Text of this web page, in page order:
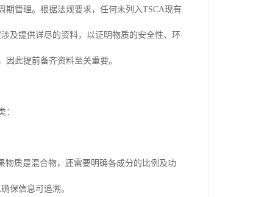
管理。根据法规要求，任何未列入TSCA现有
及提供详尽的资料，以证明物质的安全性、环
此提前备齐资料至关重要。
：
物质是混合物，还需要明确各成分的比例及功
保信息可追溯。